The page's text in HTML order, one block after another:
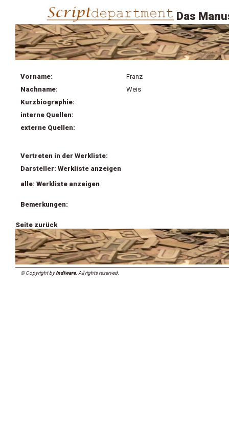
Das
Vorname:
Franz
Nachname:
Weis
Kurzbiographie:
interne Quellen:
externe Quellen:
Vertreten in der Werkliste:
Darsteller: Werkliste anzeigen
alle: Werkliste anzeigen
Bemerkungen:
Seite zurück
© Copyright byIndiware. All rights reserved.